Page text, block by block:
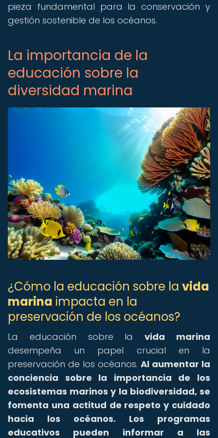
pieza fundamental para la conservación y
gestión sostenible de los océanos.
La importancia de la
educación sobre la
diversidad marina
¿Cómo la educación sobre la vida
marina impacta en la
preservación de los océanos?
La educación sobre lavida marina
desempeña un papel crucial en la
preservación de los océanos. Al aumentar la
conciencia sobre la importancia de los
ecosistemas marinos y la biodiversidad, se
fomenta una actitud de respeto y cuidado
hacia los océanos.
Los programas
educativos pueden informar a las